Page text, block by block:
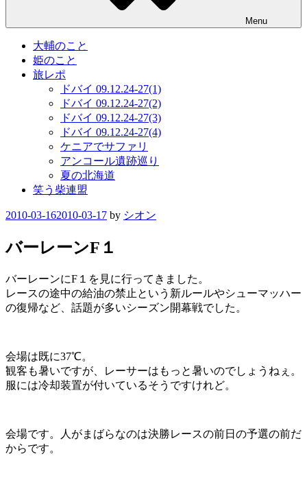
Menu
大輔のこと
姫のこと
旅レポ
ドバイ 09.12.24-27(1)
ドバイ 09.12.24-27(2)
ドバイ 09.12.24-27(3)
ドバイ 09.12.24-27(4)
ケニアでサファリ
アンコール遺跡巡り
夏の北海道
笑う柴連盟
Posted
2010-03-162010-03-17 by シオン
バーレーンF１
バーレーンにF１を見に行ってきました。
レースの途中の給油の禁止という新ルールやシューマッハー
の復帰など、話題が多いシーズン開幕戦でした。
会場は既に37℃。
観客も暑いですが、レーサーはもっと暑いのでしょうねぇ。
服には冷却装置が付いているそうですけれど。
会場です。人がまばらなのは決勝レースの前日の予選の前だ
からです。